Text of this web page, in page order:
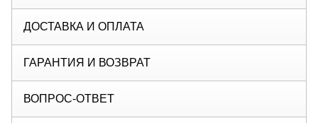
ДОСТАВКА И ОПЛАТА
ГАРАНТИЯ И ВОЗВРАТ
ВОПРОС-ОТВЕТ